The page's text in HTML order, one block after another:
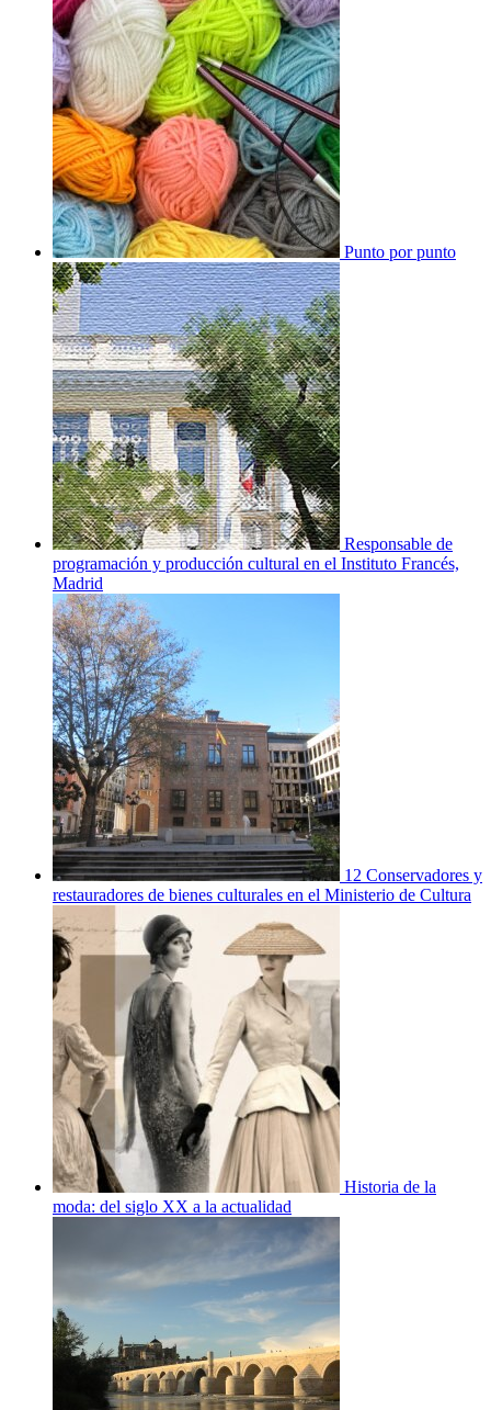
Punto por punto
Responsable de
programación y producción cultural en el Instituto Francés,
Madrid
12 Conservadores y
restauradores de bienes culturales en el Ministerio de Cultura
Historia de la
moda: del siglo XX a la actualidad